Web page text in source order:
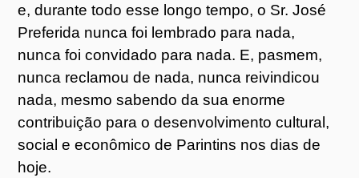
e, durante todo esse longo tempo, o Sr. José
Preferida nunca foi lembrado para nada,
nunca foi convidado para nada. E, pasmem,
nunca reclamou de nada, nunca reivindicou
nada, mesmo sabendo da sua enorme
contribuição para o desenvolvimento cultural,
social e econômico de Parintins nos dias de
hoje.